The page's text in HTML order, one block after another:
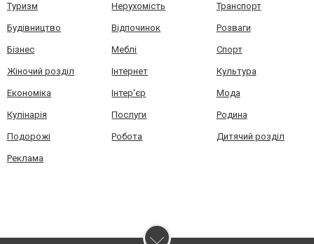
Туризм Нерухомість Транспорт
Будівництво Відпочинок Розваги
Бізнес Меблі Спорт
Жіночий розділ Інтернет Культура
Економіка Інтер'єр Мода
Кулінарія Послуги Родина
Подорожі Робота Дитячий розділ
Реклама